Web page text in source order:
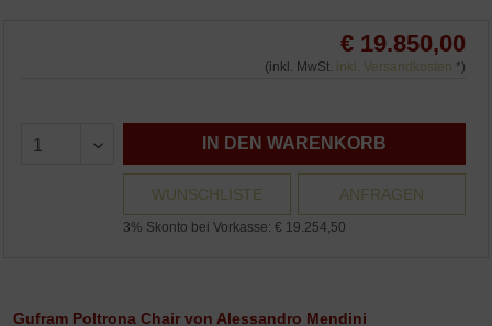
€ 19.850,00
(inkl. MwSt. inkl. Versandkosten *)
IN DEN WARENKORB
WUNSCHLISTE ANFRAGEN
3% Skonto bei Vorkasse: € 19.254,50
Gufram Poltrona Chair von Alessandro Mendini